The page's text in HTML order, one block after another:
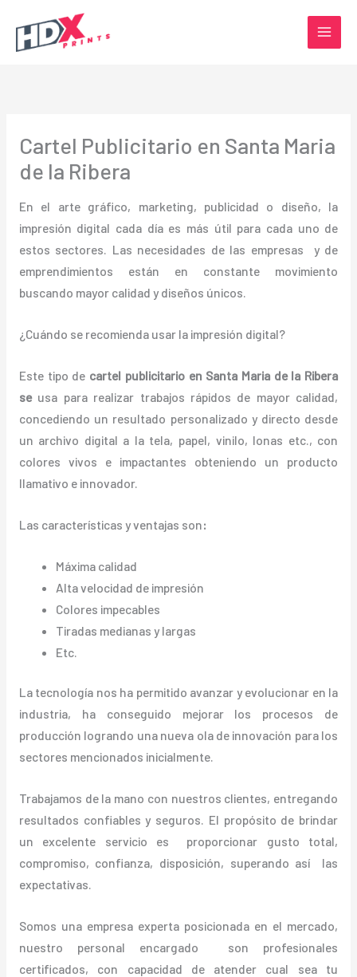
contenido
Cartel Publicitario en Santa Maria
de la Ribera
En el arte gráfico, marketing, publicidad o diseño, la
impresión digital cada día es más útil para cada uno de
estos sectores. Las necesidades de las empresas y de
emprendimientos están en constante movimiento
buscando mayor calidad y diseños únicos.
¿Cuándo se recomienda usar la impresión digital?
Este tipo de cartel publicitario en Santa Maria de la Ribera
seusa para realizar trabajos rápidos de mayor calidad,
concediendo un resultado personalizado y directo desde
un archivo digital a la tela, papel, vinilo, lonas etc., con
colores vivos e impactantes obteniendo un producto
llamativo e innovador.
Las características y ventajas son:
Máxima calidad
Alta velocidad de impresión
Colores impecables
Tiradas medianas y largas
Etc.
La tecnología nos ha permitido avanzar y evolucionar en la
industria, ha conseguido mejorar los procesos de
producción logrando una nueva ola de innovación para los
sectores mencionados inicialmente.
Trabajamos de la mano con nuestros clientes, entregando
resultados confiables y seguros. El propósito de brindar
un excelente servicio es proporcionar gusto total,
compromiso, confianza, disposición, superando así las
expectativas.
Somos una empresa experta posicionada en el mercado,
nuestro personal encargado son profesionales
certificados, con capacidad de atender cual sea tu